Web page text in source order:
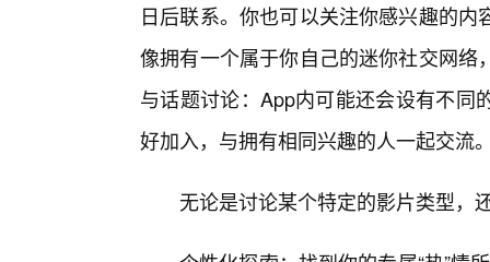
日后联系。你也可以关注你感兴趣的
像拥有一个属于你自己的迷你社交网
与话题讨论：App内可能还会设有不同
好加入，与拥有相同兴趣的人一起交流
无论是讨论某个特定的影片类型，